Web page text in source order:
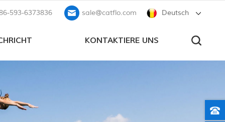
Deutsch
593-6373836 sale@catflo.com
KONTAKTIERE UNS